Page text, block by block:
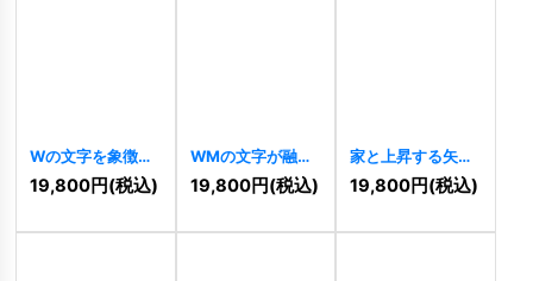
Wの文字を象徴す
る堅実な建物ロゴ
10518 ]
19,800円(税込)
WMの文字が融合
した立体キューブ
ロゴ 10507]
19,800円(税込)
家と上昇する矢印
の希望ロゴ
10508]
19,800円(税込)